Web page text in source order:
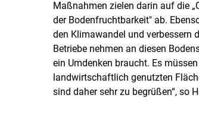
Maßnahmen zielen darin auf die
der Bodenfruchtbarkeit" ab.
den Klimawandel und verbessern
Betriebe nehmen an diesen
ein Umdenken braucht. Es
landwirtschaftlich genutzten
sind daher sehr zu begrüßen“, so